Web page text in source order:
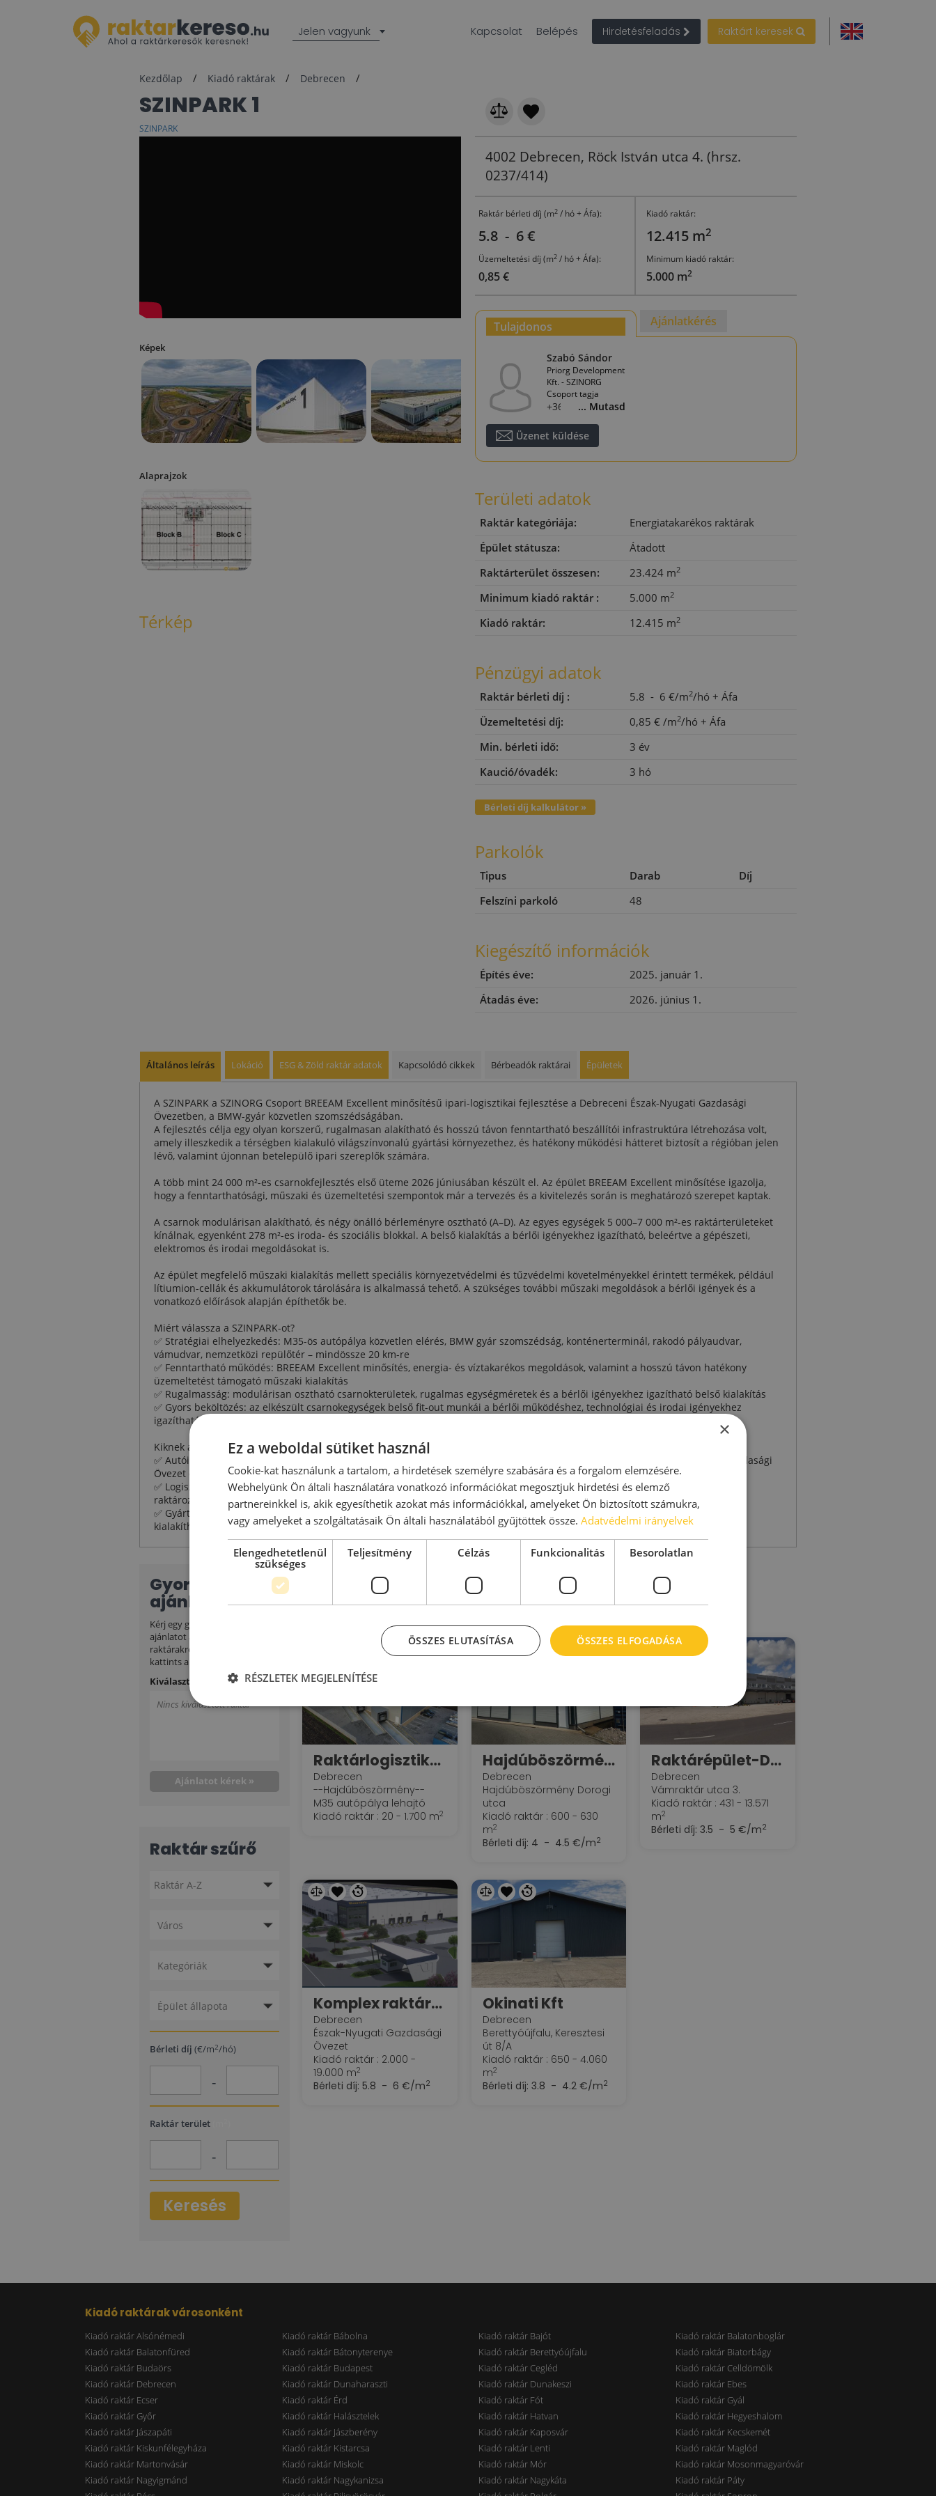
Jelen vagyunk Kapcsolat Belépés Hirdetésfeladás Raktárt keresek
Kezdőlap Kiadó raktárak Debrecen
SZINPARK 1
SZINPARK
Képek
Alaprajzok
Térkép
4002 Debrecen, Röck István utca 4. (hrsz.
0237/414)
Raktár bérleti díj (m2 / hó + Áfa):
5.8 - 6 €
Üzemeltetési díj (m2 / hó + Áfa):
0,85 €
Kiadó raktár:
12.415 m2
Minimum kiadó raktár:
5.000 m2
Tulajdonos Ajánlatkérés
Szabó Sándor
Priorg Development
Kft. - SZINORG
Csoport tagja
+36 30 190 8053
... Mutasd
Üzenet küldése
Területi adatok
Raktár kategóriája:
Energiatakarékos raktárak
Épület státusza:
Átadott
Raktárterület összesen:
23.424 m2
Minimum kiadó raktár : 5.000 m2
Kiadó raktár: 12.415 m2
Pénzügyi adatok
Raktár bérleti díj : 5.8 - 6 €/m2/hó + Áfa
Üzemeltetési díj:
0,85 € /m2/hó + Áfa
Min. bérleti idő:
3 év
Kaució/óvadék:
3 hó
Bérleti díj kalkulátor »
Parkolók
Tipus Darab
Díj
Felszíni parkoló
48
Kiegészítő információk
Építés éve:
2025. január 1.
Átadás éve:
2026. június 1.
Általános leírás Lokáció ESG & Zöld raktár adatok Kapcsolódó cikkek Bérbeadók raktárai Épületek
A SZINPARK a SZINORG Csoport BREEAM Excellent minősítésű ipari-logisztikai fejlesztése a Debreceni Észak-Nyugati Gazdasági
Övezetben, a BMW-gyár közvetlen szomszédságában.
A fejlesztés célja egy olyan korszerű, rugalmasan alakítható és hosszú távon fenntartható beszállítói infrastruktúra létrehozása volt,
amely illeszkedik a térségben kialakuló világszínvonalú gyártási környezethez, és hatékony működési hátteret biztosít a régióban jelen
lévő, valamint újonnan betelepülő ipari szereplők számára.
A több mint 24 000 m²-es csarnokfejlesztés első üteme 2026 júniusában készült el. Az épület BREEAM Excellent minősítése igazolja,
hogy a fenntarthatósági, műszaki és üzemeltetési szempontok már a tervezés és a kivitelezés során is meghatározó szerepet kaptak.
A csarnok modulárisan alakítható, és négy önálló bérleményre osztható (A–D). Az egyes egységek 5 000–7 000 m²-es raktárterületeket
kínálnak, egyenként 278 m²-es iroda- és szociális blokkal. A belső kialakítás a bérlői igényekhez igazítható, beleértve a gépészeti,
elektromos és irodai megoldásokat is.
Az épület megfelelő műszaki kialakítás mellett speciális környezetvédelmi és tűzvédelmi követelményekkel érintett termékek, például
lítiumion-cellák és akkumulátorok tárolására is alkalmassá tehető. A szükséges további műszaki megoldások a bérlői igények és a
vonatkozó előírások alapján építhetők be.
Miért válassza a SZINPARK-ot?
✅ Stratégiai elhelyezkedés: M35-ös autópálya közvetlen elérés, BMW gyár szomszédság, konténerterminál, rakodó pályaudvar,
vámudvar, nemzetközi repülőtér – mindössze 20 km-re
✅ Fenntartható működés: BREEAM Excellent minősítés, energia- és víztakarékos megoldások, valamint a hosszú távon hatékony
üzemeltetést támogató műszaki kialakítás
✅ Rugalmasság: modulárisan osztható csarnokterületek, rugalmas egységméretek és a bérlői igényekhez igazítható belső kialakítás
✅ Gyors beköltözés: az elkészült csarnokegységek belső fit-out munkái a bérlői működéshez, technológiai és irodai igényekhez
igazíthatók
Kiknek ajánljuk a SZINPARK-ot?
✅ Autóipari beszállítóknak: a multifunkciós ipari-logisztikai csarnokok lehetőséget biztosítanak a Debreceni Észak-Nyugati Gazdasági
Övezet ellátási láncába történő bekapcsolódásra
✅ Logisztikai vállalatoknak: a korszerű infrastruktúra és a kedvező közlekedési kapcsolatok megfelelő hátteret biztosítanak a
raktározási és disztribúciós tevékenység hatékony, fenntartható működtetéséhez
✅ Gyártóvállalatoknak: a csarnokterületek összeszerelési, alkatrészgyártási és egyéb ipari tevékenységekhez is rugalmasan
kialakíthatók
Gyors
ajánlatkérés
Kérj egy gombnyomással
ajánlatot a kiválasztott
raktárakról! Hozzáadáshoz
kattints a
Kiválasztott raktárak:
Nincs kiválasztott raktár
Ajánlatot kérek »
Raktár szűrő
Város
Kategóriák
Épület állapota
Bérleti díj (€/m2/hó)
-
Raktár terület
-
Keresés
Hasonló raktárak
Raktárlogisztikai szolgáltatás Debrecen, M35-ös autópálya ---Szabofrigocargo Kft---
Debrecen
--Hajdúböszörmény--
M35 autópálya lehajtó
Kiadó raktár : 20 - 1.700 m2
Hajdúböszörmény Csarnok
Debrecen
Hajdúböszörmény Dorogi
utca
Kiadó raktár : 600 - 630
m2
Bérleti díj: 4 - 4.5 €/m2
Raktárépület-Debrecen Ipari Park
Debrecen
Vámraktár utca 3.
Kiadó raktár : 431 - 13.571
m2
Bérleti díj: 3.5 - 5 €/m2
Komplex raktárlogisztika - Waberer's -Debrecen Logisztikai Park
Debrecen
Észak-Nyugati Gazdasági
Övezet
Kiadó raktár : 2.000 -
19.000 m2
Bérleti díj: 5.8 - 6 €/m2
Okinati Kft
Debrecen
Berettyóújfalu, Keresztesi
út 8/A
Kiadó raktár : 650 - 4.060
m2
Bérleti díj: 3.8 - 4.2 €/m2
Kiadó raktárak városonként
Kiadó raktár Alsónémedi Kiadó raktár Bábolna Kiadó raktár Bajót
Kiadó raktár Balatonboglár
Kiadó raktár Balatonfüred
Kiadó raktár Bátonyterenye Kiadó raktár Berettyóújfalu
Kiadó raktár Biatorbágy
Kiadó raktár Budaörs
Kiadó raktár Budapest Kiadó raktár Cegléd
Kiadó raktár Celldömölk
Kiadó raktár Debrecen
Kiadó raktár Dunaharaszti Kiadó raktár Dunakeszi
Kiadó raktár Ebes
Kiadó raktár Ecser
Kiadó raktár Érd Kiadó raktár Fót
Kiadó raktár Gyál
Kiadó raktár Győr
Kiadó raktár Halásztelek Kiadó raktár Hatvan
Kiadó raktár Hegyeshalom
Kiadó raktár Jászapáti
Kiadó raktár Jászberény Kiadó raktár Kaposvár
Kiadó raktár Kecskemét
Kiadó raktár Kiskunfélegyháza
Kiadó raktár Kistarcsa Kiadó raktár Lenti
Kiadó raktár Maglód
Kiadó raktár Martonvásár
Kiadó raktár Miskolc Kiadó raktár Mór
Kiadó raktár Mosonmagyaróvár
Kiadó raktár Nagyigmánd
Kiadó raktár Nagykanizsa Kiadó raktár Nagykáta
Kiadó raktár Páty
×
Ez a weboldal sütiket használ
Cookie-kat használunk a tartalom, a hirdetések személyre szabására és a forgalom elemzésére.
Webhelyünk Ön általi használatára vonatkozó információkat megosztjuk hirdetési és elemző
partnereinkkel is, akik egyesíthetik azokat más információkkal, amelyeket Ön biztosított számukra,
vagy amelyeket a szolgáltatásaik Ön általi használatából gyűjtöttek össze. Adatvédelmi irányelvek
Elengedhetetlenül
szükséges
Teljesítmény Célzás Funkcionalitás Besorolatlan
ÖSSZES ELFOGADÁSA
ÖSSZES ELUTASÍTÁSA
RÉSZLETEK MEGJELENÍTÉSE